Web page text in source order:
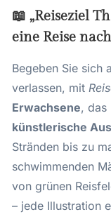
📖 „Reiseziel
eine Reise
Begeben Sie sich
verlassen, mit
Erwachsene, das
künstlerische
Stränden bis zu
schwimmenden
von grünen
– jede Illustration